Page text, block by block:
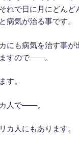
れで日に月にどんど
病気が治る事です。
にも病気を治す事が
すので――。
。
人で――。
人にもあります。